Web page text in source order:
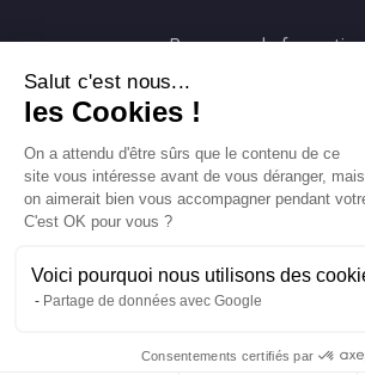
Salut c'est nous...
les Cookies !
On a attendu d'être sûrs que le contenu de ce
site vous intéresse avant de vous déranger, mais
on aimerait bien vous accompagner pendant
C'est OK pour vous ?
Voici pourquoi nous utilisons des
Partage de données avec Google
Consentements certifiés par
Parcours de
Parcours spirituels
Les groupes et
Mentions légales